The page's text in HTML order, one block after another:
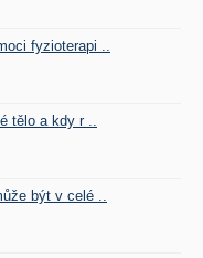
fyzioterapi ..
tělo a kdy r ..
být v celé ..